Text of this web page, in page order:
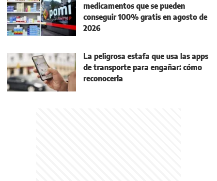
medicamentos que se pueden
conseguir 100% gratis en agosto de
2026
La peligrosa estafa que usa las apps
de transporte para engañar: cómo
reconocerla